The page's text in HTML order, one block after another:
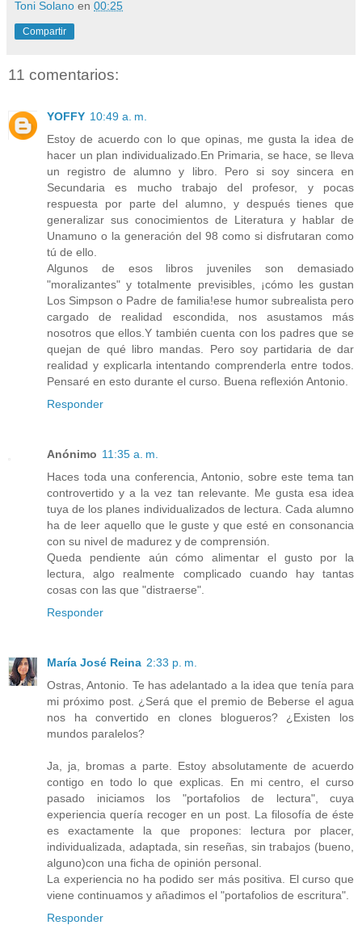
Toni Solano en 00:25
Compartir
11 comentarios:
YOFFY 10:49 a. m.
Estoy de acuerdo con lo que opinas, me gusta la idea de
hacer un plan individualizado.En Primaria, se hace, se lleva
un registro de alumno y libro. Pero si soy sincera en
Secundaria es mucho trabajo del profesor, y pocas
respuesta por parte del alumno, y después tienes que
generalizar sus conocimientos de Literatura y hablar de
Unamuno o la generación del 98 como si disfrutaran como
tú de ello.
Algunos de esos libros juveniles son demasiado
"moralizantes" y totalmente previsibles, ¡cómo les gustan
Los Simpson o Padre de familia!ese humor subrealista pero
cargado de realidad escondida, nos asustamos más
nosotros que ellos.Y también cuenta con los padres que se
quejan de qué libro mandas. Pero soy partidaria de dar
realidad y explicarla intentando comprenderla entre todos.
Pensaré en esto durante el curso. Buena reflexión Antonio.
Responder
Anónimo 11:35 a. m.
Haces toda una conferencia, Antonio, sobre este tema tan
controvertido y a la vez tan relevante. Me gusta esa idea
tuya de los planes individualizados de lectura. Cada alumno
ha de leer aquello que le guste y que esté en consonancia
con su nivel de madurez y de comprensión.
Queda pendiente aún cómo alimentar el gusto por la
lectura, algo realmente complicado cuando hay tantas
cosas con las que "distraerse".
Responder
María José Reina 2:33 p. m.
Ostras, Antonio. Te has adelantado a la idea que tenía para
mi próximo post. ¿Será que el premio de Beberse el agua
nos ha convertido en clones blogueros? ¿Existen los
mundos paralelos?
Ja, ja, bromas a parte. Estoy absolutamente de acuerdo
contigo en todo lo que explicas. En mi centro, el curso
pasado iniciamos los "portafolios de lectura", cuya
experiencia quería recoger en un post. La filosofía de éste
es exactamente la que propones: lectura por placer,
individualizada, adaptada, sin reseñas, sin trabajos (bueno,
alguno)con una ficha de opinión personal.
La experiencia no ha podido ser más positiva. El curso que
viene continuamos y añadimos el "portafolios de escritura".
Responder